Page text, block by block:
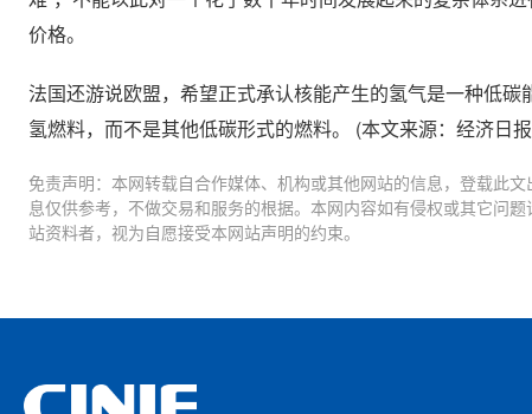
价格。
法国还游说欧盟，希望正式承认核能产生的氢气是一种低
氢燃料，而不是其他低碳形式的燃料。 (本文来源：经济日
免责声明：本网转载自合作媒体、机构或其他网站的信息，登载此
息仅供参考，不做交易和服务的根据。本网内容如有侵权或其它问
站资料者，视为自愿接受本网站声明的约束。